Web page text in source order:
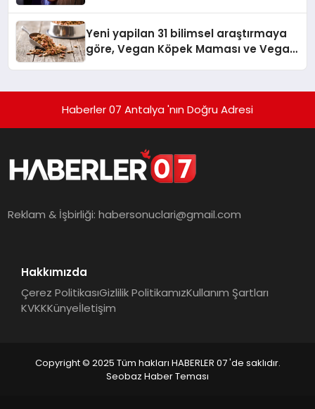
Yeni yapilan 31 bilimsel araştırmaya
göre, Vegan Köpek Maması ve Vegan
Haberler 07 Antalya 'nın Doğru Adresi
Reklam & İşbirliği:habersonuclari@gmail.com
Hakkımızda
Çerez PolitikasıGizlilik PolitikamızKullanım Şartları
KVKKKünyeİletişim
Copyright © 2025 Tüm hakları HABERLER 07 'de saklıdır.
Seobaz Haber Teması